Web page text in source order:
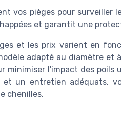
vos pièges pour surveiller
et garantit une
et les prix varient en
adapté au diamètre et
minimiser l'impact des poils
un entretien adéquats,
chenilles.